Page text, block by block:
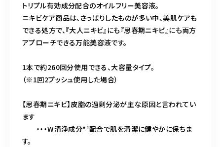
トリプル有効成分配合のオイルフリー美容液。
ニキビケア商品は、さっぱりしたものが多い中、美肌ケアも
できる処方で、『大人ニキビ』にも『思春期ニキビ』にも両方
アプローチできる万能美容液です。
1本で約260回分使用できる、大容量タイプ。
（※1回2プッシュ使用した場合）
【思春期ニキビ】皮脂の過剰分泌が主な原因と言われてい
ます
・・・W清浄成分*¹配合で肌を清潔に健やかに保ちま
す。